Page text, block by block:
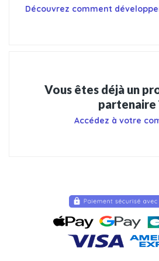
Découvrez comment
Vous êtes déjà un
partenaire
Accédez à votre